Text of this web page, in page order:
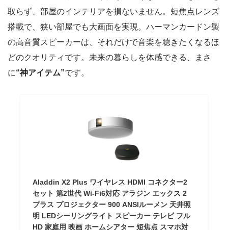
取らず、部屋のインテリアを損ないません。短焦点レンズ
搭載で、狭い部屋でも大画面を実現。ハーマンカードン製
の高音質スピーカーは、それだけで音楽を聴きたくなるほ
どのクオリティです。未来の暮らしを体感できる、まさ
に“神アイテム”です。
Aladdin X2 Plus ワイヤレス HDMI コネクター2
セット 第2世代 Wi-Fi6対応 アラジン エックス 2
プラス プロジェクター 900 ANSIルーメン 天井照
明 LEDシーリングライト スピーカー テレビ フル
HD 家庭用 映画 ホームシアター 短焦点 スマホ対